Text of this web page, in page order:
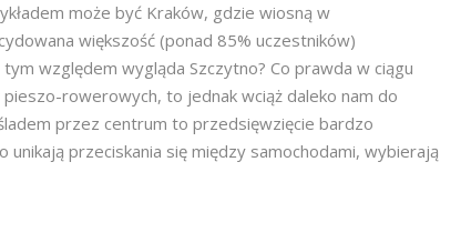
może być Kraków, gdzie wiosną w
większość (ponad 85% uczestników)
względem wygląda Szczytno? Co prawda w ciągu
rowerowych, to jednak wciąż daleko nam do
przez centrum to przedsięwzięcie bardzo
przeciskania się między samochodami, wybierają